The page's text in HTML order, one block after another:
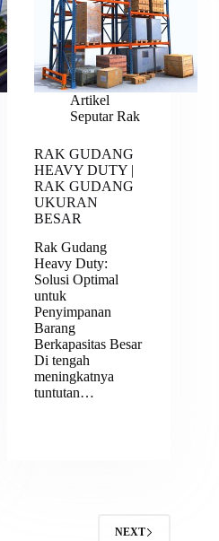
Artikel
Seputar Rak
RAK GUDANG
HEAVY DUTY |
RAK GUDANG
UKURAN
BESAR
Rak Gudang
Heavy Duty:
Solusi Optimal
untuk
Penyimpanan
Barang
Berkapasitas Besar
Di tengah
meningkatnya
tuntutan…
NEXT